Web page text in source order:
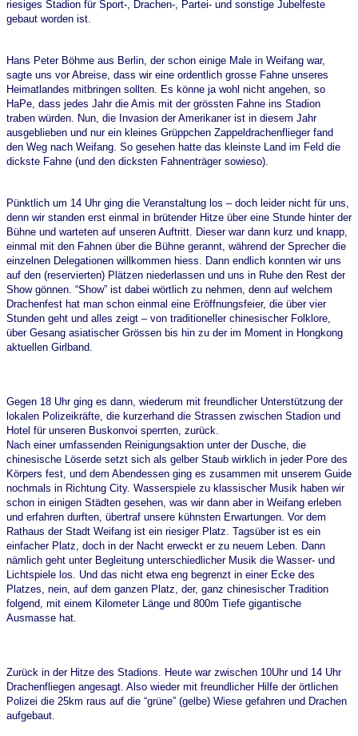
riesiges Stadion für Sport-, Drachen-, Partei- und sonstige Jubelfeste
gebaut worden ist.
Hans Peter Böhme aus Berlin, der schon einige Male in Weifang war,
sagte uns vor Abreise, dass wir eine ordentlich grosse Fahne unseres
Heimatlandes mitbringen sollten. Es könne ja wohl nicht angehen, so
HaPe, dass jedes Jahr die Amis mit der grössten Fahne ins Stadion
traben würden. Nun, die Invasion der Amerikaner ist in diesem Jahr
ausgeblieben und nur ein kleines Grüppchen Zappeldrachenflieger fand
den Weg nach Weifang. So gesehen hatte das kleinste Land im Feld die
dickste Fahne (und den dicksten Fahnenträger sowieso).
Pünktlich um 14 Uhr ging die Veranstaltung los – doch leider nicht für uns,
denn wir standen erst einmal in brütender Hitze über eine Stunde hinter der
Bühne und warteten auf unseren Auftritt. Dieser war dann kurz und knapp,
einmal mit den Fahnen über die Bühne gerannt, während der Sprecher die
einzelnen Delegationen willkommen hiess. Dann endlich konnten wir uns
auf den (reservierten) Plätzen niederlassen und uns in Ruhe den Rest der
Show gönnen. “Show” ist dabei wörtlich zu nehmen, denn auf welchem
Drachenfest hat man schon einmal eine Eröffnungsfeier, die über vier
Stunden geht und alles zeigt – von traditioneller chinesischer Folklore,
über Gesang asiatischer Grössen bis hin zu der im Moment in Hongkong
aktuellen Girlband.
Gegen 18 Uhr ging es dann, wiederum mit freundlicher Unterstützung der
lokalen Polizeikräfte, die kurzerhand die Strassen zwischen Stadion und
Hotel für unseren Buskonvoi sperrten, zurück.
Nach einer umfassenden Reinigungsaktion unter der Dusche, die
chinesische Löserde setzt sich als gelber Staub wirklich in jeder Pore des
Körpers fest, und dem Abendessen ging es zusammen mit unserem Guide
nochmals in Richtung City. Wasserspiele zu klassischer Musik haben wir
schon in einigen Städten gesehen, was wir dann aber in Weifang erleben
und erfahren durften, übertraf unsere kühnsten Erwartungen. Vor dem
Rathaus der Stadt Weifang ist ein riesiger Platz. Tagsüber ist es ein
einfacher Platz, doch in der Nacht erweckt er zu neuem Leben. Dann
nämlich geht unter Begleitung unterschiedlicher Musik die Wasser- und
Lichtspiele los. Und das nicht etwa eng begrenzt in einer Ecke des
Platzes, nein, auf dem ganzen Platz, der, ganz chinesischer Tradition
folgend, mit einem Kilometer Länge und 800m Tiefe gigantische
Ausmasse hat.
Zurück in der Hitze des Stadions. Heute war zwischen 10Uhr und 14 Uhr
Drachenfliegen angesagt. Also wieder mit freundlicher Hilfe der örtlichen
Polizei die 25km raus auf die “grüne” (gelbe) Wiese gefahren und Drachen
aufgebaut.